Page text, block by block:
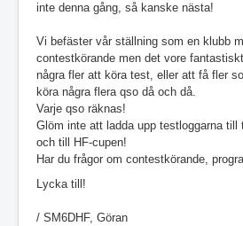
inte denna gång, så kanske nästa!
Vi befäster vår ställning som en klubb
contestkörande men det vore
några fler att köra test, eller att få fler
köra några flera qso då och då.
Varje qso räknas!
Glöm inte att ladda upp testloggarna till
och till HF-cupen!
Har du frågor om contestkörande,
Lycka till!
/ SM6DHF, Göran